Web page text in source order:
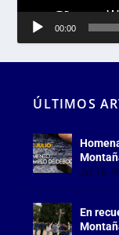
00:00
ÚLTIMOS
Jul 18,
En